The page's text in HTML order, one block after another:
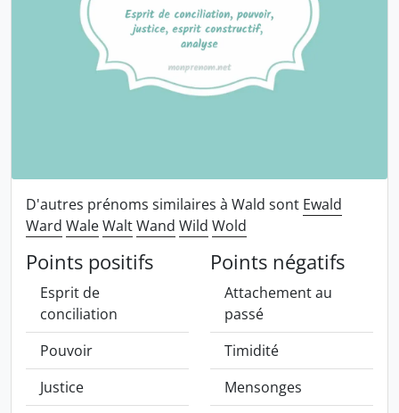
D'autres prénoms similaires à Wald sont Ewald
Ward WaleWaltWand Wild Wold
Points positifs
Esprit de
conciliation
Pouvoir
Justice
Points négatifs
Attachement au
passé
Timidité
Mensonges